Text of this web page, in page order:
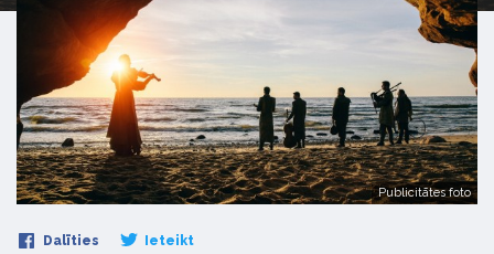
Publicitātes foto
Dalīties Ieteikt